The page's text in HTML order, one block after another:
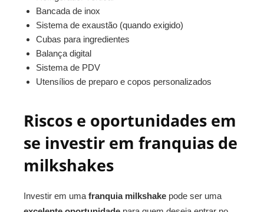
Bancada de inox
Sistema de exaustão (quando exigido)
Cubas para ingredientes
Balança digital
Sistema de PDV
Utensílios de preparo e copos personalizados
Riscos e oportunidades em
se investir em franquias de
milkshakes
Investir em uma franquia milkshake pode ser uma